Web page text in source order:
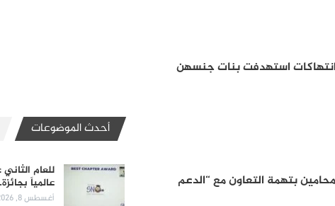
انتهاكات استهدفت بنات جنسهن
بتهمة التعاون مع “الدعم
أحدث الموضوعات
للعام
عالمياً
أغسطس 8, 2026